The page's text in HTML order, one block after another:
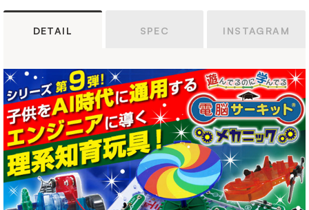
DETAIL SPEC INSTAGRAM